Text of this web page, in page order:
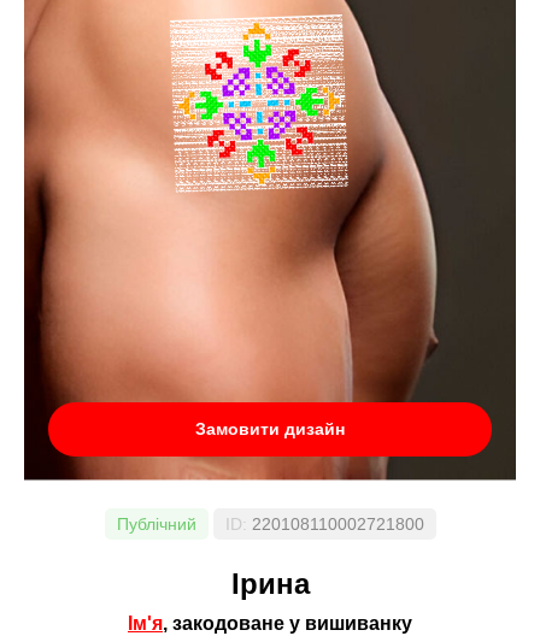
Замовити дизайн
Публічний ID: 220108110002721800
Ірина
Ім'я, закодоване у вишиванку